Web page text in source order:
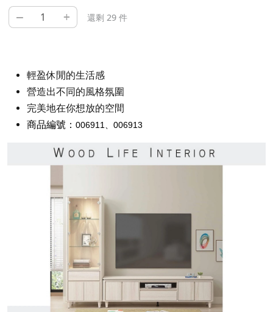
– + 還剩 29 件
輕盈休閒的生活感
營造出不同的風格氛圍
完美地在你想放的空間
商品編號： 006911、006913